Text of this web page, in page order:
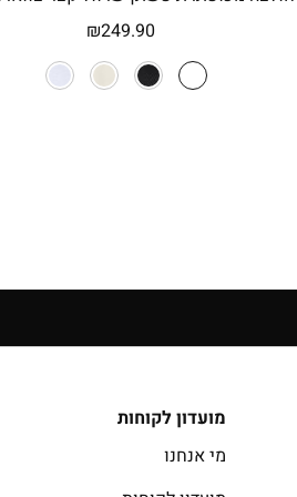
₪249.90
מועדון לקוחות
מי אנחנו